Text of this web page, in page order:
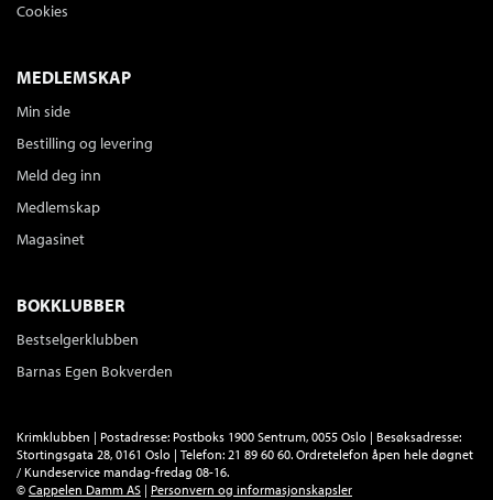
Cookies
MEDLEMSKAP
Min side
Bestilling og levering
Meld deg inn
Medlemskap
Magasinet
BOKKLUBBER
Bestselgerklubben
Barnas Egen Bokverden
Krimklubben | Postadresse: Postboks 1900 Sentrum, 0055 Oslo | Besøksadresse:
Stortingsgata 28, 0161 Oslo | Telefon: 21 89 60 60. Ordretelefon åpen hele døgnet
/ Kundeservice mandag-fredag 08-16.
© Cappelen Damm AS | Personvern og informasjonskapsler